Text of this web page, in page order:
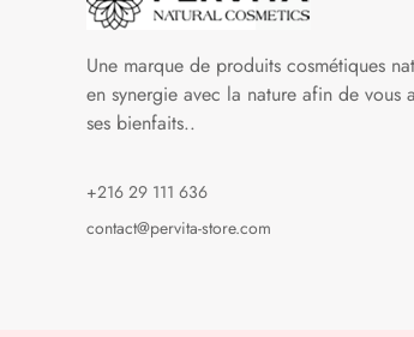
Une marque de produits cosmétiques
en synergie avec la nature afin de vous
ses bienfaits..
+216 29 111 636
contact@pervita-store.com